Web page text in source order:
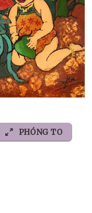
PHÓNG TO